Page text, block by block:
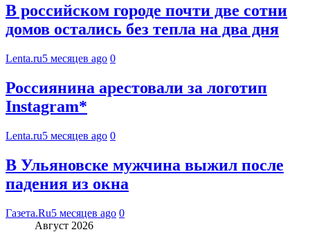
В российском городе почти две сотни
домов остались без тепла на два дня
Lenta.ru5 месяцев ago 0
Россиянина арестовали за логотип
Instagram*
Lenta.ru5 месяцев ago 0
В Ульяновске мужчина выжил после
падения из окна
Газета.Ru5 месяцев ago 0
Август 2026